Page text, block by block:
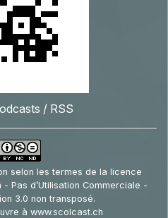
/ RSS
selon les termes de la licence
Pas d’Utilisation Commerciale -
3.0 non transposé.
à www.scolcast.ch